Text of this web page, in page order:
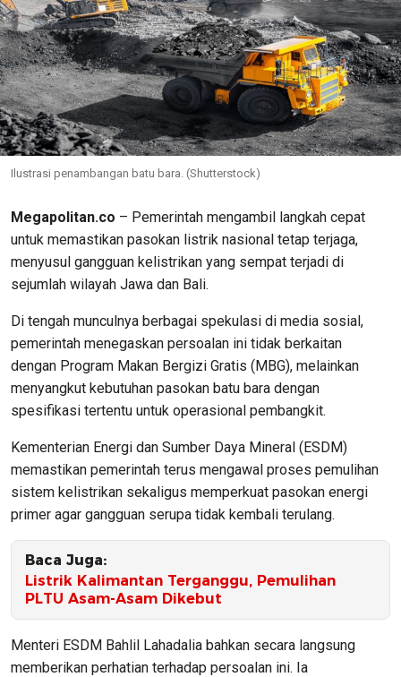
Ilustrasi penambangan batu bara. (Shutterstock)
Megapolitan.co – Pemerintah mengambil langkah cepat
untuk memastikan pasokan listrik nasional tetap terjaga,
menyusul gangguan kelistrikan yang sempat terjadi di
sejumlah wilayah Jawa dan Bali.
Di tengah munculnya berbagai spekulasi di media sosial,
pemerintah menegaskan persoalan ini tidak berkaitan
dengan Program Makan Bergizi Gratis (MBG), melainkan
menyangkut kebutuhan pasokan batu bara dengan
spesifikasi tertentu untuk operasional pembangkit.
Kementerian Energi dan Sumber Daya Mineral (ESDM)
memastikan pemerintah terus mengawal proses pemulihan
sistem kelistrikan sekaligus memperkuat pasokan energi
primer agar gangguan serupa tidak kembali terulang.
Baca Juga:
Listrik Kalimantan Terganggu, Pemulihan
PLTU Asam-Asam Dikebut
Menteri ESDM Bahlil Lahadalia bahkan secara langsung
memberikan perhatian terhadap persoalan ini. Ia